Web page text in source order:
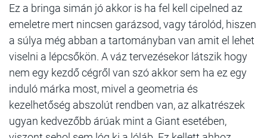
Ez a bringa simán jó akkor is ha fel kell cipelned az
emeletre mert nincsen garázsod, vagy tárolód, hiszen
a súlya még abban a tartományban van amit el lehet
viselni a lépcsőkön. A váz tervezésekor látszik hogy
nem egy kezdő cégről van szó akkor sem ha ez egy
induló márka most, mivel a geometria és
kezelhetőség abszolút rendben van, az alkatrészek
ugyan kedvezőbb árúak mint a Giant esetében,